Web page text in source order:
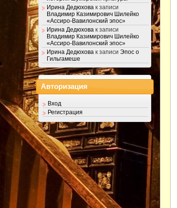
Ирина Дедюхова к записи
Владимир Казимирович Шилейко
«Ассиро-Вавилонский эпос»
Ирина Дедюхова к записи
Владимир Казимирович Шилейко
«Ассиро-Вавилонский эпос»
Ирина Дедюхова к записи Эпос о
Гильгамеше
Авторизация
Вход
Регистрация